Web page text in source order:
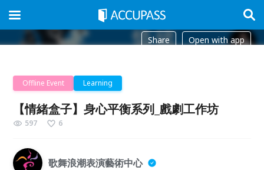
Share Open with app
Offline Event Learning
【情緒盒子】身心平衡系列_戲劇工作坊
597 6
歌舞浪潮表演藝術中心